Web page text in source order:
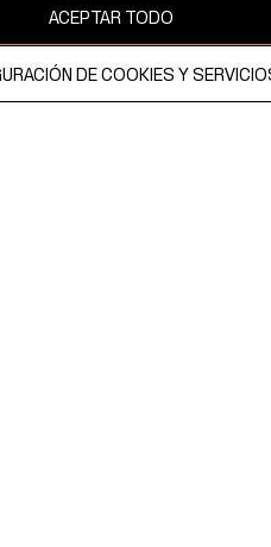
protegido por copyright y es
ACEPTAR TODO
DE COOKIES Y